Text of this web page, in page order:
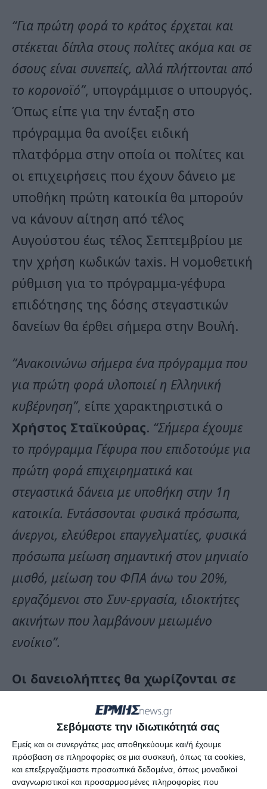
Σεβόμαστε την ιδιωτικότητά σας
Εμείς και οι συνεργάτες μας αποθηκεύουμε και/ή έχουμε
πρόσβαση σε πληροφορίες σε μια συσκευή, όπως τα cookies,
και επεξεργαζόμαστε προσωπικά δεδομένα, όπως μοναδικοί
αναγνωριστικοί και προσαρμοσμένες πληροφορίες που
“Για πρώτη φορά το κράτος έρχεται και
στέκεται δίπλα στους πολίτες ακόμα και σε
όσους είναι συνεπείς, αλλά πλήττονται από
το κορονοϊό”, υπογράμμισε ο υπουργός.
Όπως είπε για την ένταξη στο
πρόγραμμα θα ανοίξει ειδική
πλατφόρμα στην οποία οι πολίτες και
οι επιχειρήσεις που έχουν δάνειο με
υποθήκη πρώτη κατοικία θα μπορούν
να κάνουν αίτηση από τέλος
Αυγούστου έως τέλος Σεπτεμβρίου με
την χρήση κωδικών taxis. Η νομοθετική
ρύθμιση για το πρόγραμμα-γέφυρα
επιδότησης της δόσης στεγαστικών
δανείων θα έρθει σήμερα στην Βουλή.
“Ανακοινώνω σήμερα ένα πρόγραμμα που
για πρώτη φορά υλοποιεί η Ελληνική
κυβέρνηση”, είπε χαρακτηριστικά ο
Χρήστος Σταϊκούρας. “Σήμερα έχουμε
το πρόγραμμα Γέφυρα που επιδοτούμε για
πρώτη φορά επιχειρηματικά και
στεγαστικά δάνεια με υποθήκη στην 1η
κατοικία. Εντάσσονται φυσικά πρόσωπα,
άνεργοι, ελεύθεροι επαγγελματίες, φυσικά
πρόσωπα μείωση σημαντική στον μηνιαίο
μισθό, μείωση του ΦΠΑ άνω του 20%,
εργαζόμενοι στο Συν-εργασία, ιδιοκτήτες
ακινήτων που λαμβάνουν μειωμένο
ενοίκιο”.
Οι δανειολήπτες θα χωρίζονται σε
α) δανειολήπτες με δάνεια που
εξυπηρετούνται κανονικά (ως τέτοια
θεωρούνται τα δάνεια που δεν έχουν